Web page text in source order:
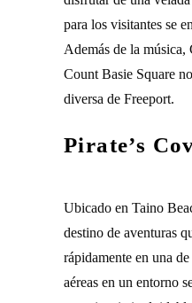
para los visitantes se
Además de la música,
Count Basie Square
diversa de Freeport.
Pirate’s
Ubicado en Taino
destino de aventuras
rápidamente en una
aéreas en un entorno